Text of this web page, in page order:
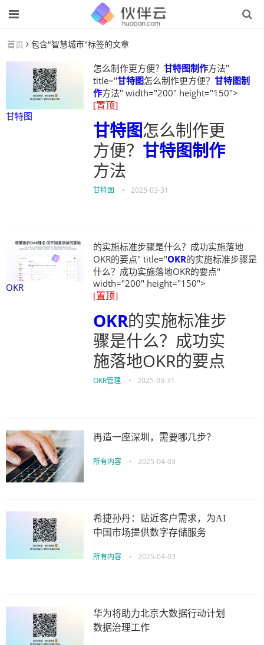
首页 包含"智慧城市"标签的文章
甘特图
怎么制作更方便？ 甘特图制作方法"
title="甘特图怎么制作更方便？ 甘特图制
作方法" width="200" height="150">
[置顶]
甘特图怎么制作更
方便？ 甘特图制作
方法
甘特图 • 2025-03-31
OKR
的实施标准步骤是什么？成功实施落地
OKR的要点" title="OKR的实施标准步骤是
什么？成功实施落地OKR的要点"
width="200" height="150">
[置顶]
OKR的实施标准步
骤是什么？成功实
施落地OKR的要点
OKR管理 • 2025-03-31
再造一座深圳，需要哪几步？
所有内容 • 2025-04-03
希捷孙丹：贴近客户需求，为AI
中国市场提供数字存储服务
所有内容 • 2025-04-03
华为将助力北京大数据行动计划
数据治理工作